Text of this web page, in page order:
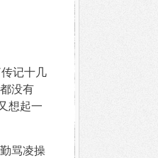
记十几
没有
想起一
骂凌操